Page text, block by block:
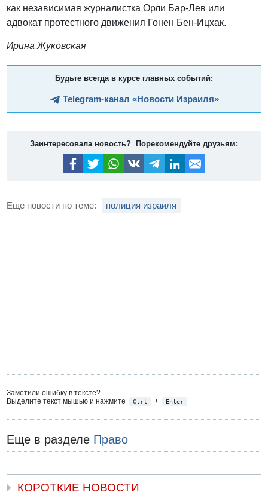
как независимая журналистка Орли Бар-Лев или
адвокат протестного движения Гонен Бен-Ицхак.
Ирина Жуковская
Будьте всегда в курсе главных событий:
Telegram-канал «Новости Израиля»
Заинтересовала новость? Порекомендуйте друзьям:
Еще новости по теме: полиция израиля
Заметили ошибку в тексте?
Выделите текст мышью и нажмите
Ctrl + Enter
Еще в разделе Право
КОРОТКИЕ НОВОСТИ